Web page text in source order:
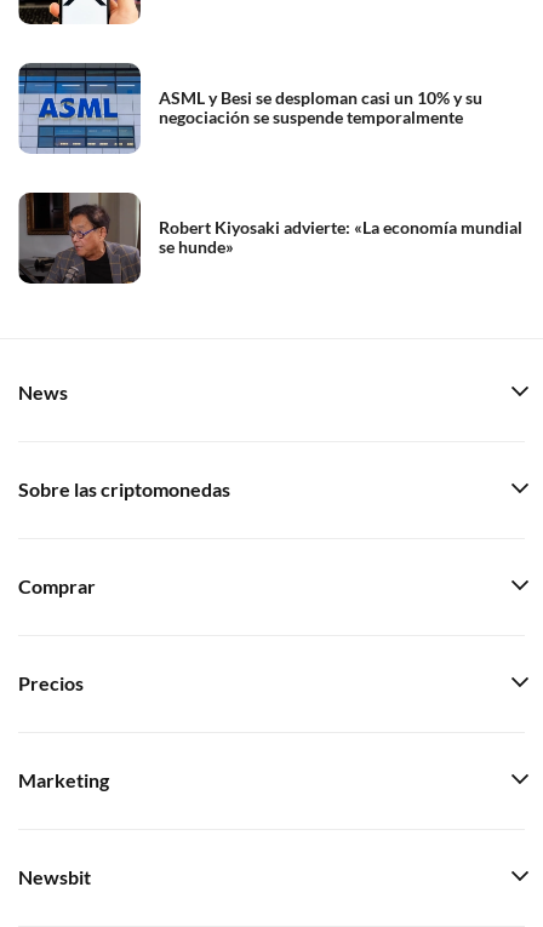
ASML y Besi se desploman casi un 10% y su
negociación se suspende temporalmente
Robert Kiyosaki advierte: «La economía mundial
se hunde»
News
Sobre las criptomonedas
Comprar
Precios
Marketing
Newsbit